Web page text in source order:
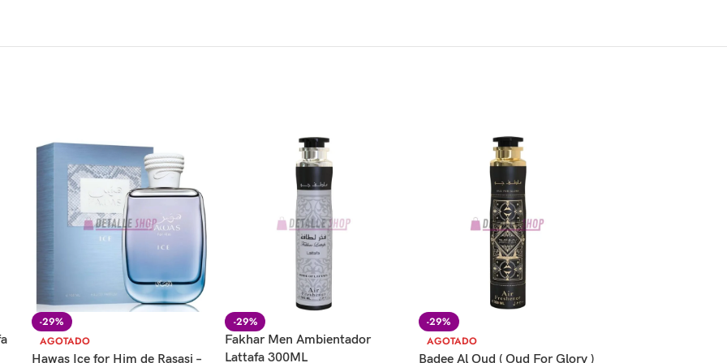
-29%
AGOTADO
Hawas Ice for Him de Rasasi –
-29%
Fakhar Men Ambientador
Lattafa 300ML
-29%
AGOTADO
Badee Al Oud ( Oud For Glory )